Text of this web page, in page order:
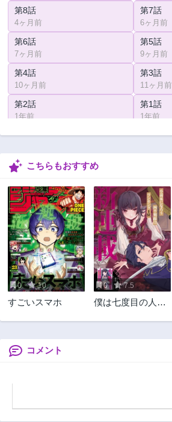
第8話
4ヶ月前
第7話
6ヶ月前
第6話
7ヶ月前
第5話
9ヶ月前
第4話
10ヶ月前
第3話
11ヶ月前
第2話
1年前
第1話
1年前
こちらもおすすめ
0 10
すごいスマホ
0 7.5
僕は七度目の人生
コメント